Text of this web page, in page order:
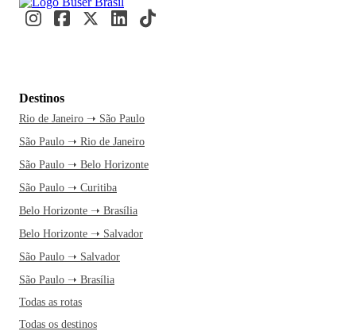
Destinos
Rio de Janeiro ➝ São Paulo
São Paulo ➝ Rio de Janeiro
São Paulo ➝ Belo Horizonte
São Paulo ➝ Curitiba
Belo Horizonte ➝ Brasília
Belo Horizonte ➝ Salvador
São Paulo ➝ Salvador
São Paulo ➝ Brasília
Todas as rotas
Todas os destinos